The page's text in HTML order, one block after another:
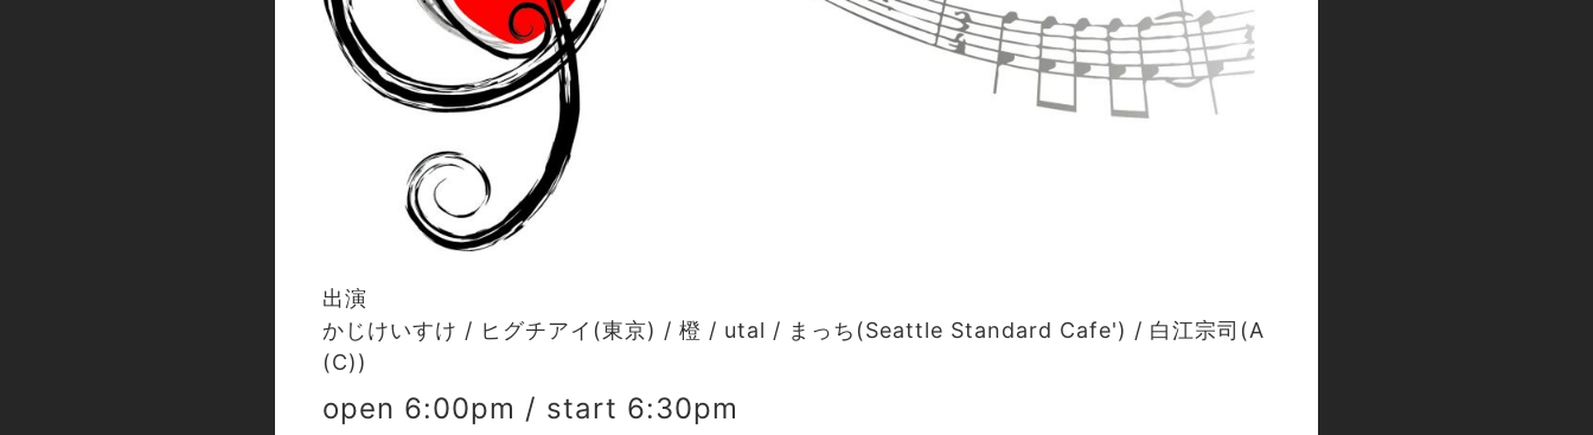
出演
かじけいすけ / ヒグチアイ(東京) / 橙 / utal / まっち(Seattle Standard Cafe') / 白江宗司(A
(C))
open 6:00pm / start 6:30pm